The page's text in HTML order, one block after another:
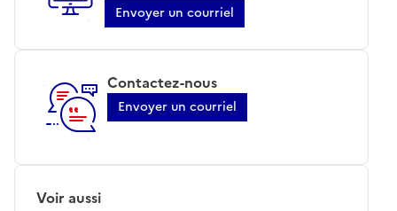
Envoyer un courriel
Contactez-nous
Envoyer un courriel
Voir aussi